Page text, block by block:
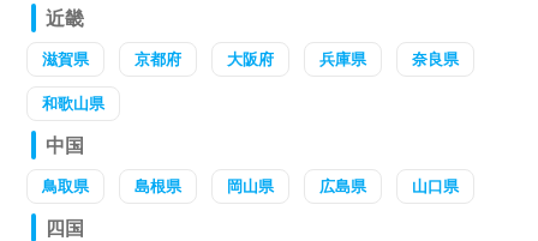
近畿
滋賀県 京都府 大阪府 兵庫県 奈良県
和歌山県
中国
鳥取県 島根県 岡山県 広島県 山口県
四国